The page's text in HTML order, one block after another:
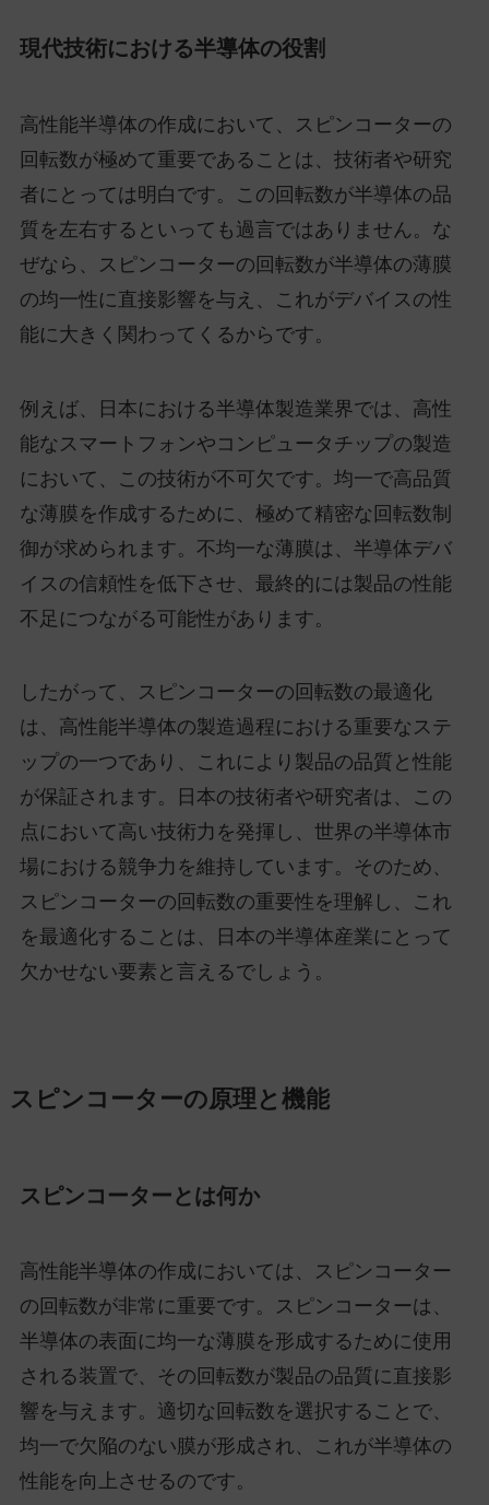
現代技術における半導体の役割
高性能半導体の作成において、スピンコーターの
回転数が極めて重要であることは、技術者や研究
者にとっては明白です。この回転数が半導体の品
質を左右するといっても過言ではありません。な
ぜなら、スピンコーターの回転数が半導体の薄膜
の均一性に直接影響を与え、これがデバイスの性
能に大きく関わってくるからです。
例えば、日本における半導体製造業界では、高性
能なスマートフォンやコンピュータチップの製造
において、この技術が不可欠です。均一で高品質
な薄膜を作成するために、極めて精密な回転数制
御が求められます。不均一な薄膜は、半導体デバ
イスの信頼性を低下させ、最終的には製品の性能
不足につながる可能性があります。
したがって、スピンコーターの回転数の最適化
は、高性能半導体の製造過程における重要なステ
ップの一つであり、これにより製品の品質と性能
が保証されます。日本の技術者や研究者は、この
点において高い技術力を発揮し、世界の半導体市
場における競争力を維持しています。そのため、
スピンコーターの回転数の重要性を理解し、これ
を最適化することは、日本の半導体産業にとって
欠かせない要素と言えるでしょう。
スピンコーターの原理と機能
スピンコーターとは何か
高性能半導体の作成においては、スピンコーター
の回転数が非常に重要です。スピンコーターは、
半導体の表面に均一な薄膜を形成するために使用
される装置で、その回転数が製品の品質に直接影
響を与えます。適切な回転数を選択することで、
均一で欠陥のない膜が形成され、これが半導体の
性能を向上させるのです。